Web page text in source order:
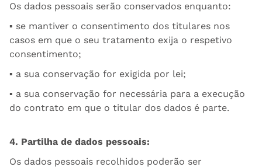
Os dados pessoais serão conservados enquanto:
▪ se mantiver o consentimento dos titulares nos
casos em que o seu tratamento exija o respetivo
consentimento;
▪ a sua conservação for exigida por lei;
▪ a sua conservação for necessária para a execução
do contrato em que o titular dos dados é parte.
4. Partilha de dados pessoais:
Os dados pessoais recolhidos poderão ser